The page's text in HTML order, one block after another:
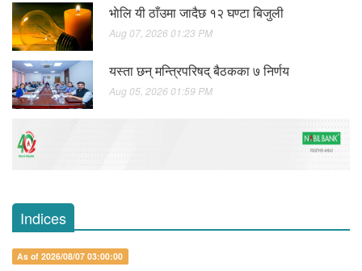
भाेलि यी ठाँउमा जादैछ १२ घण्टा बिजुली
Aug 07, 2026 01:23 PM
यस्ता छन् मन्त्रिपरिषद् बैठकका ७ निर्णय
Aug 05, 2026 01:59 PM
Indices
As of 2026/08/07 03:00:00